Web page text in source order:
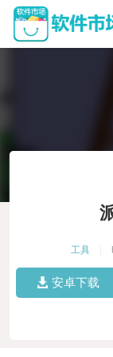
工具
安卓下载